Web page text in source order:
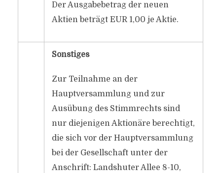
Der Ausgabebetrag der neuen
Aktien beträgt EUR 1,00 je Aktie.
Sonstiges
Zur Teilnahme an der
Hauptversammlung und zur
Ausübung des Stimmrechts sind
nur diejenigen Aktionäre berechtigt,
die sich vor der Hauptversammlung
bei der Gesellschaft unter der
Anschrift: Landshuter Allee 8-10,